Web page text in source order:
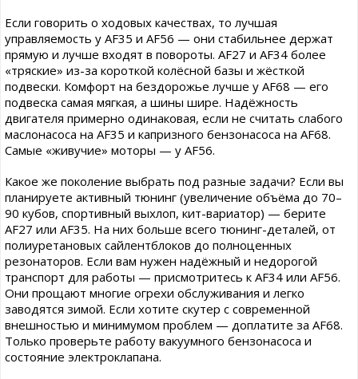
Если говорить о ходовых качествах, то лучшая
управляемость у AF35 и AF56 — они стабильнее держат
прямую и лучше входят в повороты. AF27 и AF34 более
«тряские» из-за короткой колёсной базы и жёсткой
подвески. Комфорт на бездорожье лучше у AF68 — его
подвеска самая мягкая, а шины шире. Надёжность
двигателя примерно одинаковая, если не считать слабого
маслонасоса на AF35 и капризного бензонасоса на AF68.
Самые «живучие» моторы — у AF56.
Какое же поколение выбрать под разные задачи? Если вы
планируете активный тюнинг (увеличение объёма до 70–
90 кубов, спортивный выхлоп, кит-вариатор) — берите
AF27 или AF35. На них больше всего тюнинг-деталей, от
полиуретановых сайлентблоков до полноценных
резонаторов. Если вам нужен надёжный и недорогой
транспорт для работы — присмотритесь к AF34 или AF56.
Они прощают многие огрехи обслуживания и легко
заводятся зимой. Если хотите скутер с современной
внешностью и минимумом проблем — доплатите за AF68.
Только проверьте работу вакуумного бензонасоса и
состояние электроклапана.